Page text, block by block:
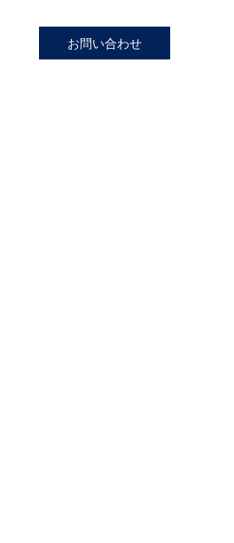
お問い合わせ